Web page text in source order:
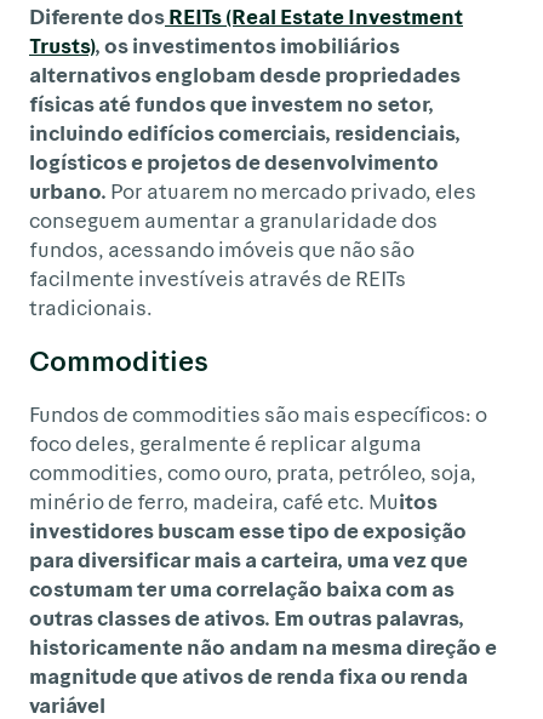
Diferente dosREITs (Real Estate Investment
Trusts), os investimentos imobiliários
alternativos englobam desde propriedades
físicas até fundos que investem no setor,
incluindo edifícios comerciais, residenciais,
logísticos e projetos de desenvolvimento
urbano. Por atuarem no mercado privado, eles
conseguem aumentar a granularidade dos
fundos, acessando imóveis que não são
facilmente investíveis através de REITs
tradicionais.
Commodities
Fundos de commodities são mais específicos: o
foco deles, geralmente é replicar alguma
commodities, como ouro, prata, petróleo, soja,
minério de ferro, madeira, café etc. Muitos
investidores buscam esse tipo de exposição
para diversificar mais a carteira, uma vez que
costumam ter uma correlação baixa com as
outras classes de ativos. Em outras palavras,
historicamente não andam na mesma direção e
magnitude que ativos de renda fixa ou renda
variável